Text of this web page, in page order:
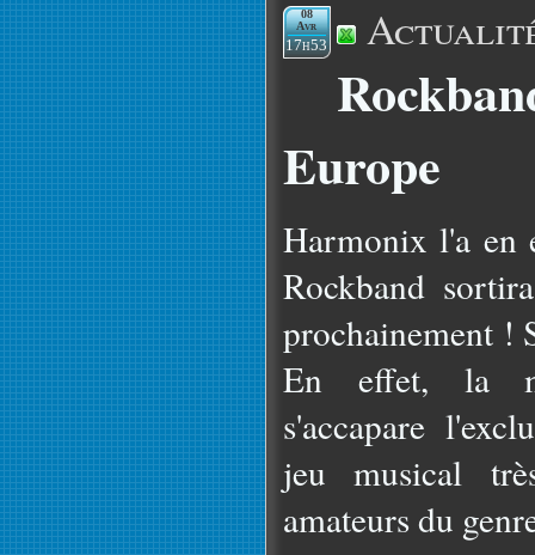
08
Avr
17h53
Europe
Harmonix l'a en
Rockband
prochainement !
En effet, la
s'accapare
jeu musical
amateurs du